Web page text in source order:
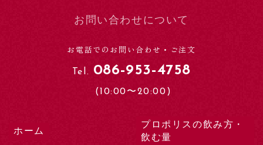
お問い合わせについて
お電話でのお問い合わせ・ご注文
Tel. 086-953-4758
(10:00〜20:00)
ホーム
プロポリスの飲み方・
飲む量